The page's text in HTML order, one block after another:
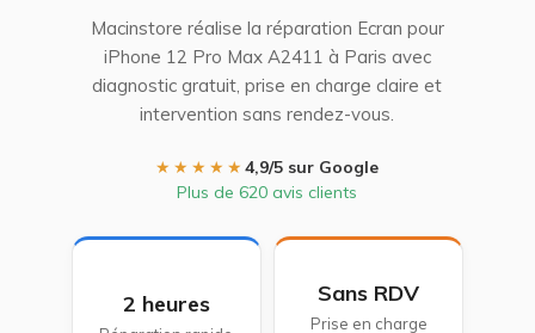
Macinstore réalise la réparation Ecran pour
iPhone 12 Pro Max A2411 à Paris avec
diagnostic gratuit, prise en charge claire et
intervention sans rendez-vous.
★★★★★4,9/5 sur Google
Plus de 620 avis clients
2 heures Sans RDV
Prise en charge